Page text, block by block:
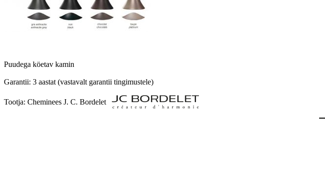
Puudega köetav kamin
Garantii: 3 aastat (vastavalt garantii tingimustele)
Tootja: Cheminees J. C. Bordelet